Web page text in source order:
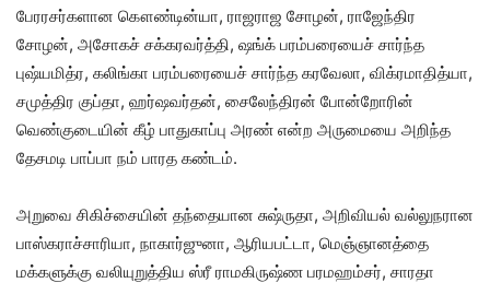
பேரரசர்களான கௌண்டின்யா, ராஜராஜ சோழன், ராஜேந்திர
சோழன், அசோகச் சக்கரவர்த்தி, ஷங்க் பரம்பரையைச் சார்ந்த
புஷ்யமித்ர, கலிங்கா பரம்பரையைச் சார்ந்த கரவேலா, விக்ரமாதித்யா,
சமுத்திர குப்தா, ஹர்ஷவர்தன், சைலேந்திரன் போன்றோரின்
வெண்குடையின் கீழ் பாதுகாப்பு அரண் என்ற அருமையை அறிந்த
தேசமடி பாப்பா நம் பாரத கண்டம்.
அறுவை சிகிச்சையின் தந்தையான சுஷ்ருதா, அறிவியல் வல்லுநரான
பாஸ்கராச்சாரியா, நாகார்ஜுனா, ஆரியபட்டா, மெஞ்ஞானத்தை
மக்களுக்கு வலியுறுத்திய ஸ்ரீ ராமகிருஷ்ண பரமஹம்சர், சாரதா